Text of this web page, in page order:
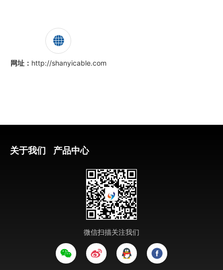
网址： http://shanyicable.com
关于我们 产品中心
微信扫描关注我们